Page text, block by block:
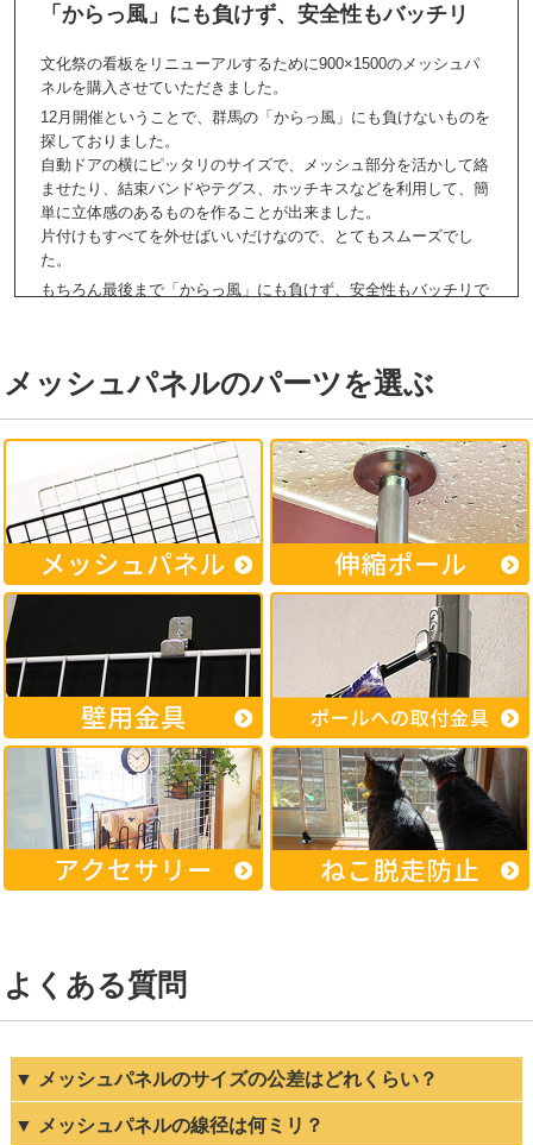
「からっ風」にも負けず、安全性もバッチリ
文化祭の看板をリニューアルするために900×1500のメッシュパ
ネルを購入させていただきました。
12月開催ということで、群馬の「からっ風」にも負けないものを
探しておりました。
自動ドアの横にピッタリのサイズで、メッシュ部分を活かして絡
ませたり、結束バンドやテグス、ホッチキスなどを利用して、簡
単に立体感のあるものを作ることが出来ました。
片付けもすべてを外せばいいだけなので、とてもスムーズでし
た。
もちろん最後まで「からっ風」にも負けず、安全性もバッチリで
2022.08.01
メッシュパネルのサイズが豊富で助かりました
リモートワークのとき会社支給のノートパソコンはフローリング
の上に立てかけていたのですが、掃除するときにいちいちどけな
ければいけないのが微妙に面倒で、メッシュパネルを机に設置し
てPCを収納することにしました。完璧に仕上がりました。
ホームセンターには黒のメッシュパネルは置いておらず、白でも
45cmx45cmはなかったのでネットで検索してこちらで購入しま
した。金具はアイリスオーヤマでAmazonで購入しました。
メッシュパネルのサイズが豊富で助かりました。電話で連絡をす
る必要があったのですが対応は親しみが持てて迅速でした。発送
も早くきれいに梱包されており、また利用したいと感じました。
（H.S.様）
2018.10.09
お願いしてよかったね～と毎日過ごしています
一緒に暮らすにゃんこに外の新鮮な空気を感じて欲しいと思い、
メッシュパネルのパーツを選ぶ
よくある質問
▼ メッシュパネルのサイズの公差はどれくらい？
▼ メッシュパネルの線径は何ミリ？